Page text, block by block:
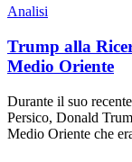
Analisi
Trump alla
Medio Oriente
Durante il suo
Persico, Donald
Medio Oriente che